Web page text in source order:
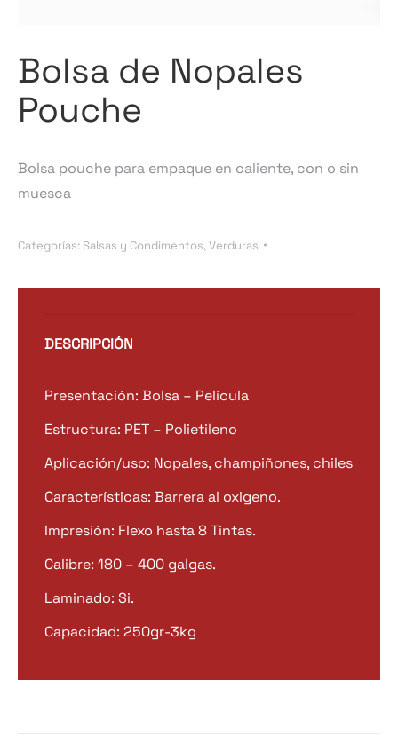
Bolsa de Nopales
Pouche
Bolsa pouche para empaque en caliente, con o sin
muesca
Categorías:Salsas y Condimentos,Verduras
DESCRIPCIÓN
Presentación: Bolsa – Película
Estructura: PET – Polietileno
Aplicación/uso: Nopales, champiñones, chiles
Características: Barrera al oxigeno.
Impresión: Flexo hasta 8 Tintas.
Calibre: 180 – 400 galgas.
Laminado: Si.
Capacidad: 250gr-3kg